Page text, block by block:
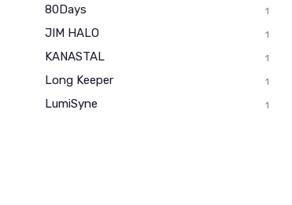
80Days 1
JIM HALO 1
KANASTAL 1
Long Keeper 1
LumiSyne 1